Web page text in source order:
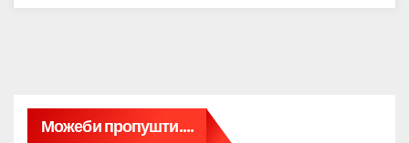
Можеби пропушти....